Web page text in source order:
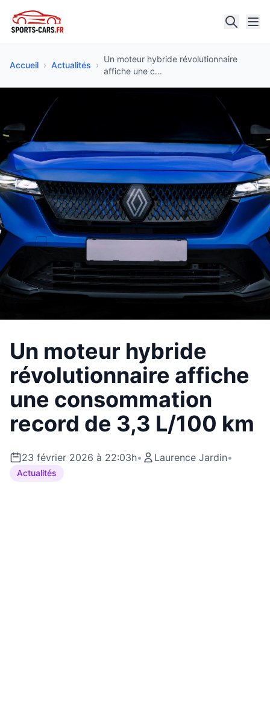
Accueil › Actualités ›
Un moteur hybride révolutionnaire
affiche une c...
Un moteur hybride
révolutionnaire affiche
une consommation
record de 3,3 L/100 km
23 février 2026 à 22:03h• Laurence Jardin•
Actualités